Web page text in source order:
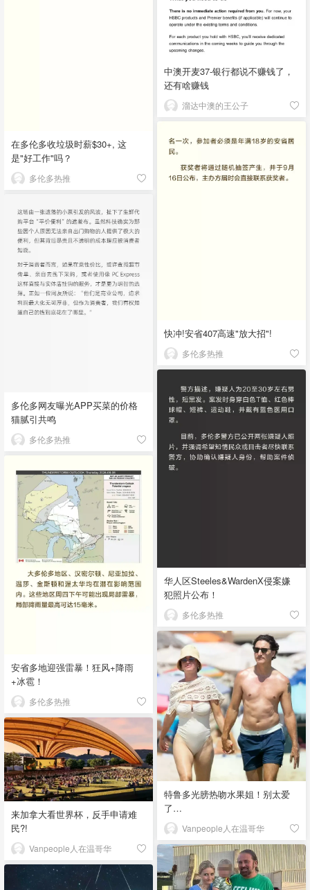
中澳开麦37-银行都说不赚钱了，
还有啥赚钱
溜达中澳的王公子
在多伦多收垃圾时薪$30+, 这
是"好工作"吗？
多伦多热推
快冲!安省407高速"放大招"!
多伦多热推
多伦多网友曝光APP买菜的价格
猫腻引共鸣
多伦多热推
华人区Steeles&WardenX侵案嫌
犯照片公布！
多伦多热推
安省多地迎强雷暴！狂风+降雨
+冰雹！
多伦多热推
特鲁多光膀热吻水果姐！别太爱
了…
Vanpeople人在温哥华
来加拿大看世界杯，反手申请难
民?!
Vanpeople人在温哥华